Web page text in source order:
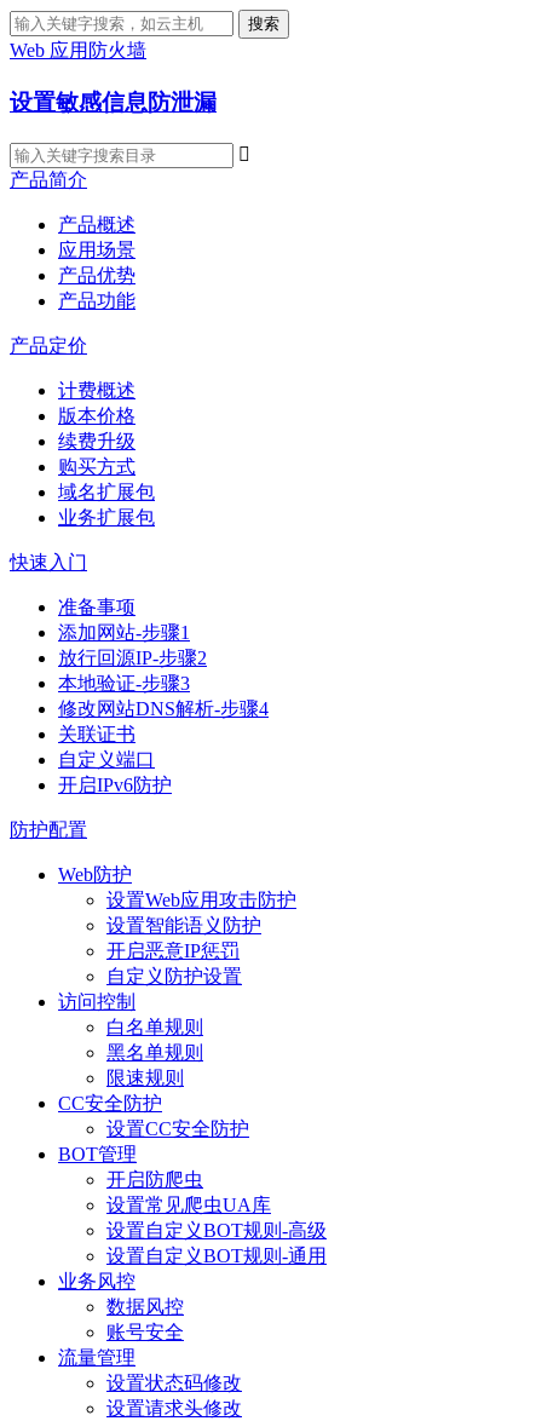
搜索
Web 应用防火墙
设置敏感信息防泄漏

产品简介
产品概述
应用场景
产品优势
产品功能
产品定价
计费概述
版本价格
续费升级
购买方式
域名扩展包
业务扩展包
快速入门
准备事项
添加网站-步骤1
放行回源IP-步骤2
本地验证-步骤3
修改网站DNS解析-步骤4
关联证书
自定义端口
开启IPv6防护
防护配置
Web防护
设置Web应用攻击防护
设置智能语义防护
开启恶意IP惩罚
自定义防护设置
访问控制
白名单规则
黑名单规则
限速规则
CC安全防护
设置CC安全防护
BOT管理
开启防爬虫
设置常见爬虫UA库
设置自定义BOT规则-高级
设置自定义BOT规则-通用
业务风控
数据风控
账号安全
流量管理
设置状态码修改
设置请求头修改